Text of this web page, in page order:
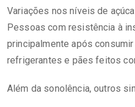
Variações nos níveis de
Pessoas com resistência à
principalmente após
refrigerantes e pães feitos
Além da sonolência, outros